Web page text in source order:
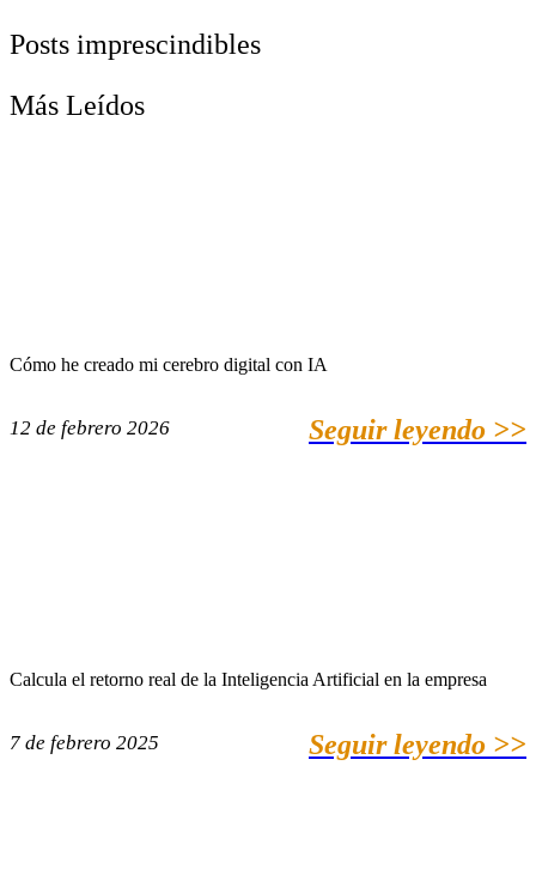
Posts imprescindibles
Más Leídos
Cómo he creado mi cerebro digital con IA
12 de febrero 2026 Seguir leyendo >>
Calcula el retorno real de la Inteligencia Artificial en la empresa
7 de febrero 2025 Seguir leyendo >>